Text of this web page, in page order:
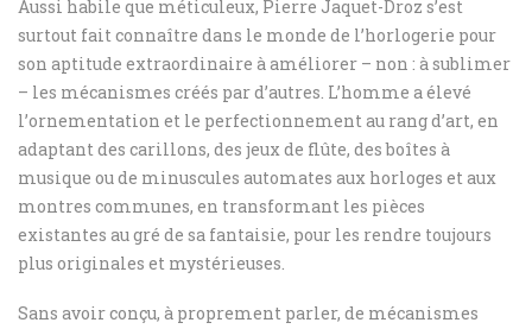
Aussi habile que méticuleux, Pierre Jaquet-Droz s’est
surtout fait connaître dans le monde de l’horlogerie pour
son aptitude extraordinaire à améliorer – non : à sublimer
– les mécanismes créés par d’autres. L’homme a élevé
l’ornementation et le perfectionnement au rang d’art, en
adaptant des carillons, des jeux de flûte, des boîtes à
musique ou de minuscules automates aux horloges et aux
montres communes, en transformant les pièces
existantes au gré de sa fantaisie, pour les rendre toujours
plus originales et mystérieuses.
Sans avoir conçu, à proprement parler, de mécanismes